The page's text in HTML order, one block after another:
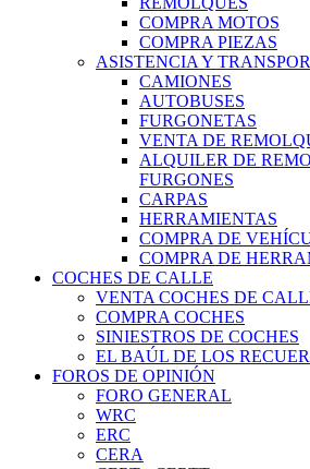
COMPRA MOTOS
COMPRA PIEZAS
ASISTENCIA Y
CAMIONES
AUTOBUSES
FURGONETAS
VENTA DE
ALQUILER DE
FURGONES
CARPAS
HERRAMIENTAS
COMPRA DE
COMPRA DE
COCHES DE CALLE
VENTA COCHES DE
COMPRA COCHES
SINIESTROS DE COCHES
EL BAÚL DE LOS
FOROS DE OPINIÓN
FORO GENERAL
WRC
ERC
CERA